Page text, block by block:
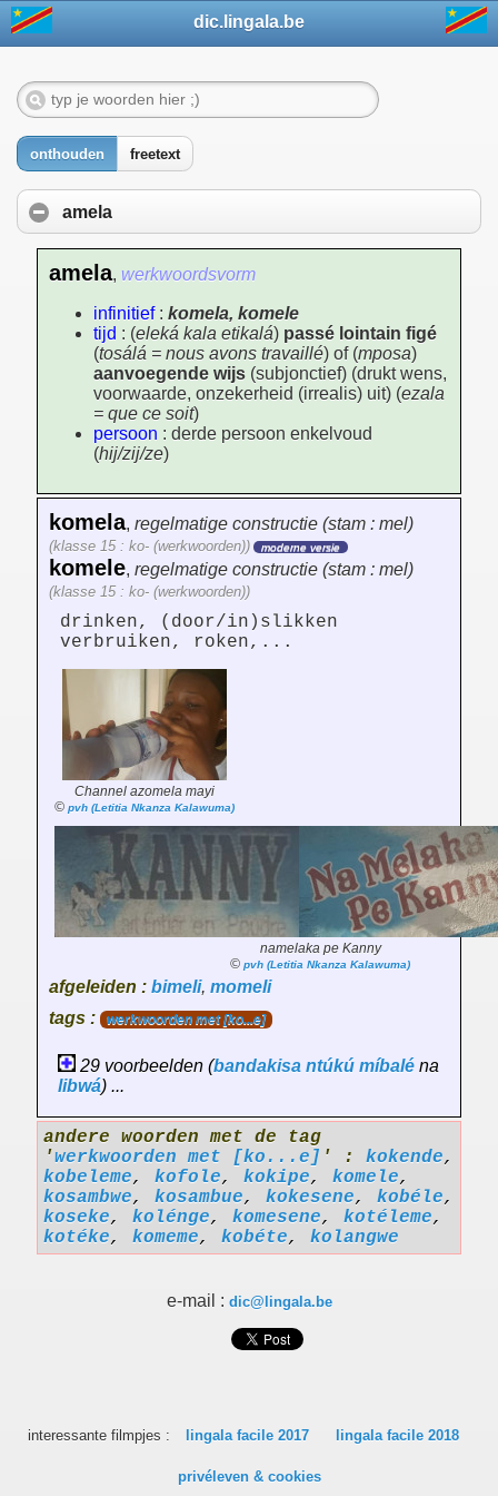
dic.lingala.be
onthouden freetext
amela
amela, werkwoordsvorm
infinitief: komela, komele
tijd : (eleká kala etikalá) passé lointain figé
(tosálá = nous avons travaillé) of (mposa)
aanvoegende wijs (subjonctief) (drukt wens,
voorwaarde, onzekerheid (irrealis) uit) (ezala
= que ce soit)
persoon : derde persoon enkelvoud
(hij/zij/ze)
komela, regelmatige constructie (stam : mel)
(klasse 15 : ko- (werkwoorden)) moderne versie
komele, regelmatige constructie (stam : mel)
(klasse 15 : ko- (werkwoorden))
drinken, (door/in)slikken
verbruiken, roken,...
Channel azomela mayi
© pvh (Letitia Nkanza Kalawuma)
namelaka pe Kanny
© pvh (Letitia Nkanza Kalawuma)
afgeleiden : bimeli, momeli
tags :
werkwoorden met [ko...e]
29 voorbeelden (bandakisa ntúkú míbalé na
libwá) ...
andere woorden met de tag
'werkwoorden met [ko...e] ' : kokende,
kobeleme, kofole, kokipe, komele,
kosambwe, kosambue, kokesene, kobéle,
koseke, kolénge, komesene, kotéleme,
kotéke, komeme, kobéte, kolangwe
e-mail : dic@lingala.be
interessante filmpjes : lingala facile 2017 lingala facile 2018
privéleven & cookies